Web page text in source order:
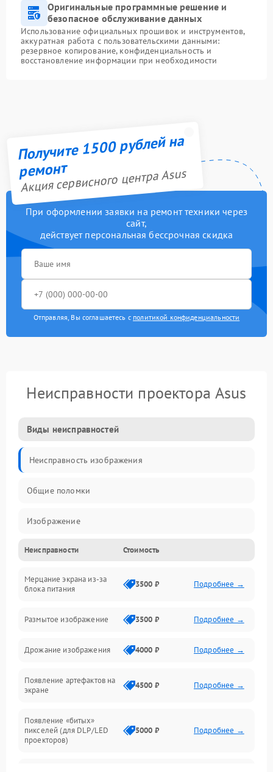
Оригинальные программные решение и
безопасное обслуживание данных
Использование официальных прошивок и инструментов,
аккуратная работа с пользовательскими данными:
резервное копирование, конфиденциальность и
восстановление информации при необходимости
Получите 1500 рублей на
ремонт
Акция сервисного центра Asus
При оформлении заявки на ремонт техники через
сайт,
действует персональная бессрочная скидка
Отправляя, Вы соглашаетесь с политикой конфиденциальности
Неисправности проектора Asus
Виды неисправностей
Неисправность изображения
Общие поломки
Изображение
Лампа подсветки
Неисправность управления и интерфейсов
Неисправности Стоимость
Мерцание экрана из-за
блока питания
3500 ₽ Подробнее →
Размытое изображение 3500 ₽ Подробнее →
Дрожание изображения 4000 ₽ Подробнее →
Появление артефактов на
экране
4500 ₽ Подробнее →
Появление «битых»
пикселей (для DLP/LED
проекторов)
5000 ₽ Подробнее →